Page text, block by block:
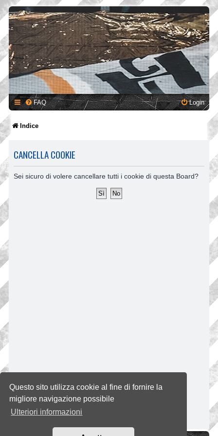
Questo sito utilizza cookie al fine di fornire la
migliore navigazione possibile
Ulteriori informazioni
FAQ Login
Indice
CANCELLA COOKIE
Sei sicuro di volere cancellare tutti i cookie di questa Board?